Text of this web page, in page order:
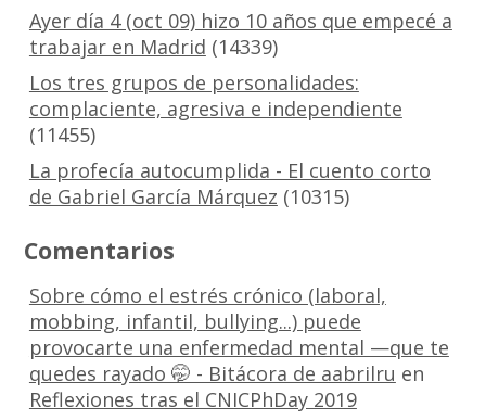
Ayer día 4 (oct 09) hizo 10 años que empecé a
trabajar en Madrid (14339)
Los tres grupos de personalidades:
complaciente, agresiva e independiente
(11455)
La profecía autocumplida - El cuento corto
de Gabriel García Márquez (10315)
Comentarios
Sobre cómo el estrés crónico (laboral,
mobbing, infantil, bullying...) puede
provocarte una enfermedad mental —que te
quedes rayado 🤭 - Bitácora de aabrilru en
Reflexiones tras el CNICPhDay 2019